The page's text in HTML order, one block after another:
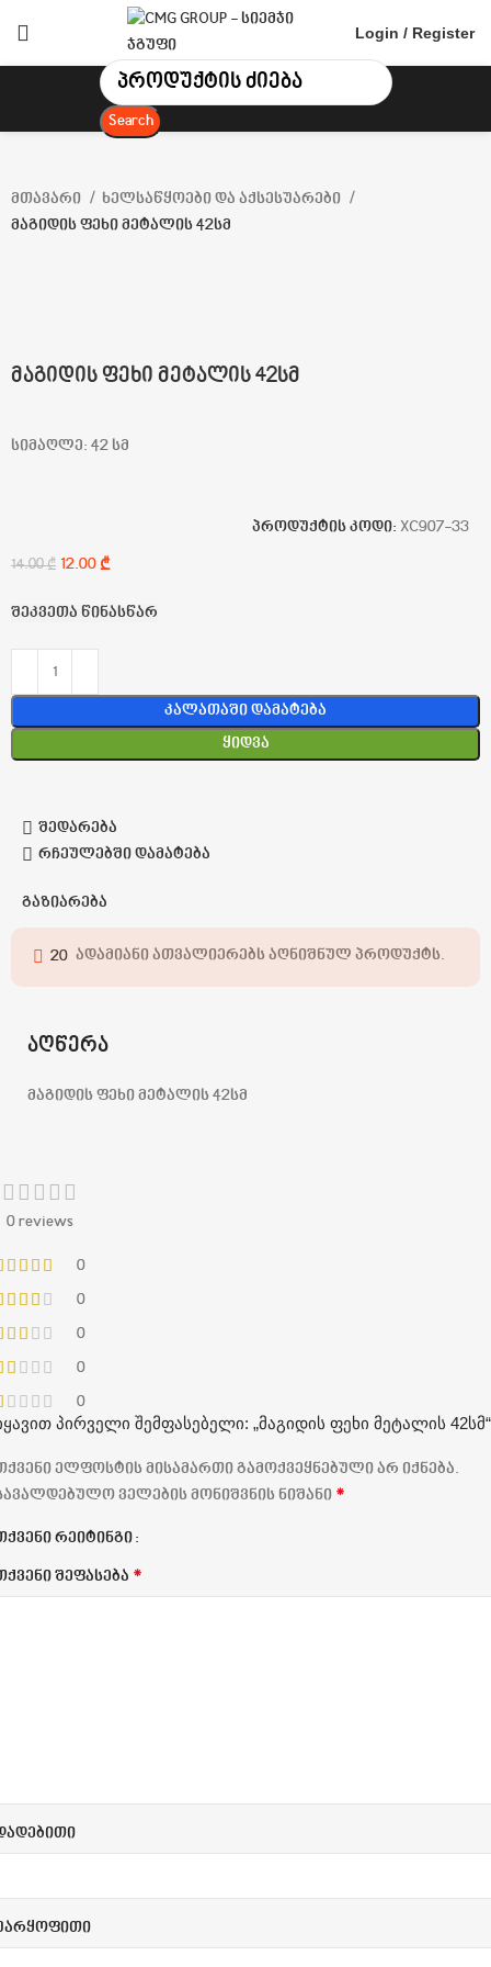
Login / Register
Search
მთავარი
ხელსაწყოები და აქსესუარები
მაგიდის ფეხი მეტალის 42სმ
მაგიდის ფეხი მეტალის 42სმ
სიმაღლე: 42 სმ
პროდუქტის კოდი: XC907-33
14.00₾ 12.00₾
შეკვეთა წინასწარ
Კალათაში Დამატება
Ყიდვა
შედარება
რჩეულებში დამატება
გაზიარება
20 ადამიანი ათვალიერებს აღნიშნულ პროდუქტს.
აღწერა
მაგიდის ფეხი მეტალის 42სმ
0 reviews
0
0
0
0
0
პირველი შემფასებელი: „მაგიდის ფეხი მეტალის 42სმ“
ელფოსტის მისამართი გამოქვეყნებული არ იქნება.
ველების მონიშვნის ნიშანი *
რეიტინგი
შეფასება *